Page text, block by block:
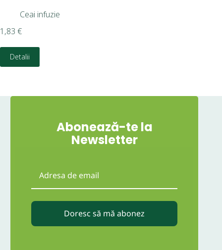
Ceai infuzie
1,83 €
Detalii
Abonează-te la
Newsletter
Doresc să mă abonez